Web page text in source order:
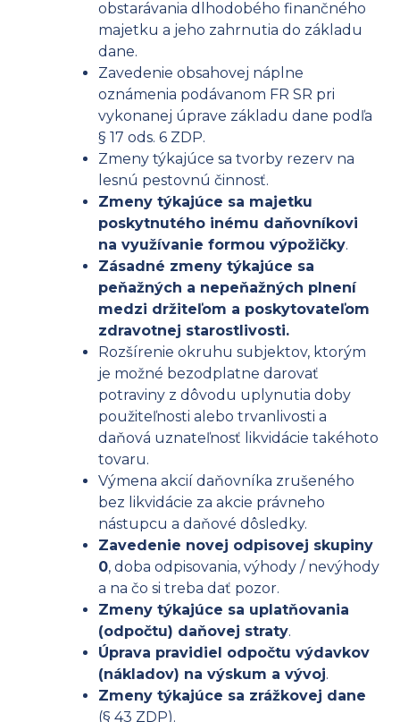
obstarávania dlhodobého finančného
majetku a jeho zahrnutia do základu
dane.
Zavedenie obsahovej náplne
oznámenia podávanom FR SR pri
vykonanej úprave základu dane podľa
§ 17 ods. 6 ZDP.
Zmeny týkajúce sa tvorby rezerv na
lesnú pestovnú činnosť.
Zmeny týkajúce sa majetku
poskytnutého inému daňovníkovi
na využívanie formou výpožičky.
Zásadné zmeny týkajúce sa
peňažných a nepeňažných plnení
medzi držiteľom a poskytovateľom
zdravotnej starostlivosti.
Rozšírenie okruhu subjektov, ktorým
je možné bezodplatne darovať
potraviny z dôvodu uplynutia doby
použiteľnosti alebo trvanlivosti a
daňová uznateľnosť likvidácie takéhoto
tovaru.
Výmena akcií daňovníka zrušeného
bez likvidácie za akcie právneho
nástupcu a daňové dôsledky.
Zavedenie novej odpisovej skupiny
0, doba odpisovania, výhody / nevýhody
a na čo si treba dať pozor.
Zmeny týkajúce sa uplatňovania
(odpočtu) daňovej straty.
Úprava pravidiel odpočtu výdavkov
(nákladov) na výskum a vývoj.
Zmeny týkajúce sa zrážkovej dane
(§ 43 ZDP).